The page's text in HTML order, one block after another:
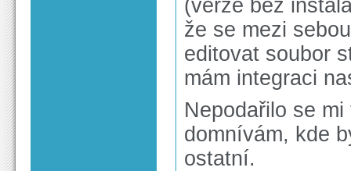
(verze bez
že se mezi
editovat soubor
mám integraci
Nepodařilo se
domnívám, kde
ostatní.